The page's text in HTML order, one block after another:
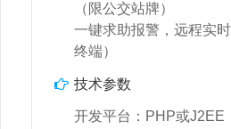
（限公交站牌）
一键求助报警，远程实
终端）
技术参数
开发平台：PHP或J2EE